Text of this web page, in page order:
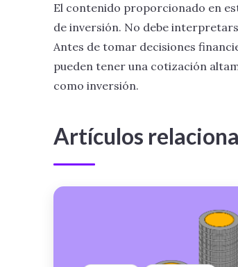
El contenido proporcionado en
de inversión. No debe
Antes de tomar decisiones
pueden tener una cotización
como inversión.
Artículos